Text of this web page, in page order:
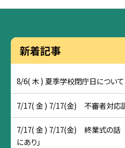
新着記事
8/6( 木 ) 夏季学校閉庁日について
7/17( 金 ) 7/17(金) 不審者対応
7/17( 金 ) 7/17(金) 終業式の話
にあり」